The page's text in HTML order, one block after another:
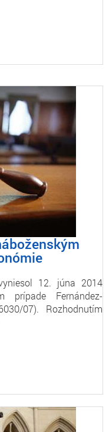
12. júna 2014
prípade Fernández-
07). Rozhodnutím